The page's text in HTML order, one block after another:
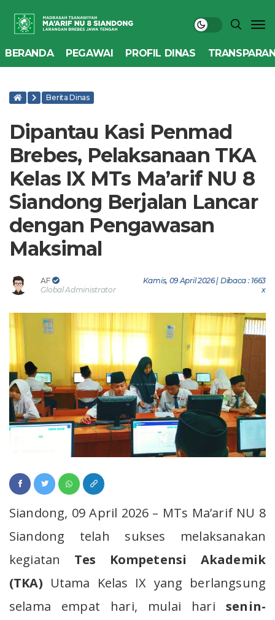
BERANDA PEGAWAI PROFIL DINAS
Berita Dinas
Dipantau Kasi Penmad
Brebes, Pelaksanaan TKA
Kelas IX MTs Ma’arif NU 8
Siandong Berjalan Lancar
dengan Pengawasan
Maksimal
AF
Global Administrator
Kamis, 09 April 2026 | Dibaca : 1663
x
Siandong, 09 April 2026 – MTs Ma’arif NU 8
Siandong telah sukses melaksanakan
kegiatan Tes Kompetensi Akademik
(TKA) Utama Kelas IX yang berlangsung
selama empat hari, mulai harisenin-